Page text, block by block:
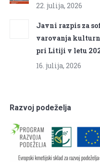
22. julija, 2026
Javni razpis za
varovanja
pri Litiji v letu
16. julija, 2026
Razvoj podeželja